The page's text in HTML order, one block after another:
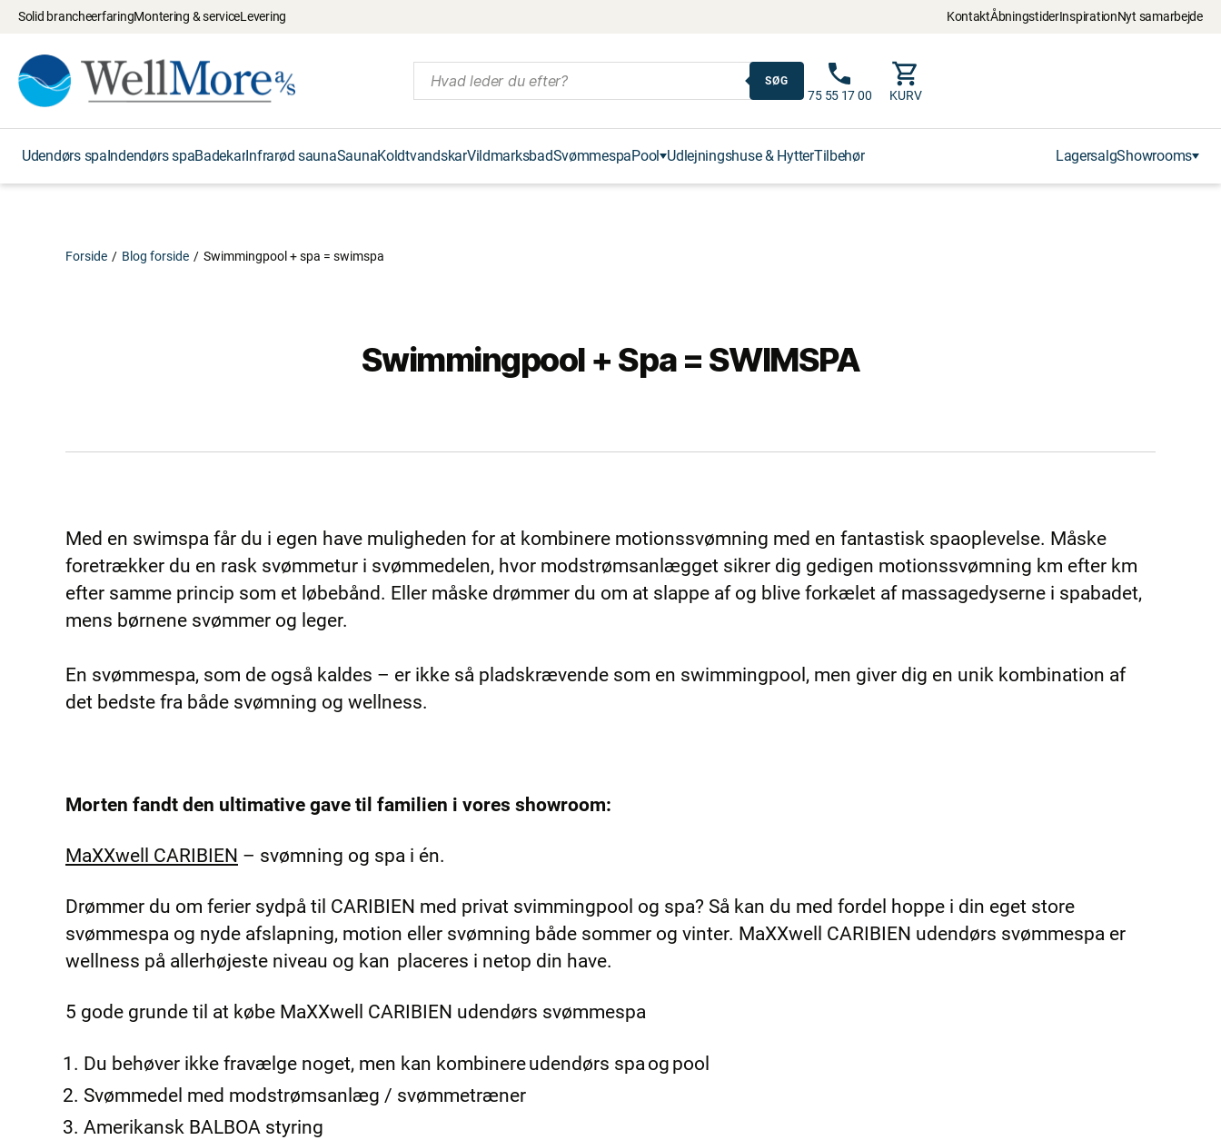
Solid brancheerfaringMontering & serviceLevering KontaktÅbningstiderInspirationNyt samarbejde
SØG
75 55 17 00 KURV
Udendørs spaIndendørs spaBadekarInfrarød saunaSaunaKoldtvandskarVildmarksbadSvømmespaPool Udlejningshuse & HytterTilbehør LagersalgShowrooms
Forside / Blog forside / Swimmingpool + spa = swimspa
Swimmingpool + Spa = SWIMSPA
Med en swimspa får du i egen have muligheden for at kombinere motionssvømning med en fantastisk spaoplevelse. Måske
foretrækker du en rask svømmetur i svømmedelen, hvor modstrømsanlægget sikrer dig gedigen motionssvømning km efter km
efter samme princip som et løbebånd. Eller måske drømmer du om at slappe af og blive forkælet af massagedyserne i spabadet,
mens børnene svømmer og leger.
En svømmespa, som de også kaldes – er ikke så pladskrævende som en swimmingpool, men giver dig en unik kombination af
det bedste fra både svømning og wellness.
Morten fandt den ultimative gave til familien i vores showroom:
MaXXwell CARIBIEN – svømning og spa i én.
Drømmer du om ferier sydpå til CARIBIEN med privat svimmingpool og spa? Så kan du med fordel hoppe i din eget store
svømmespa og nyde afslapning, motion eller svømning både sommer og vinter. MaXXwell CARIBIEN udendørs svømmespa er
wellness på allerhøjeste niveau og kan placeres i netop din have.
5 gode grunde til at købe MaXXwell CARIBIEN udendørs svømmespa
Du behøver ikke fravælge noget, men kan kombinere udendørs spa og pool
Svømmedel med modstrømsanlæg / svømmetræner
Amerikansk BALBOA styring